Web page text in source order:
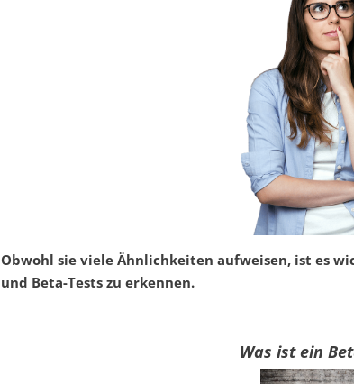
Obwohl sie viele Ähnlichkeiten aufweisen, ist es
und Beta-Tests zu erkennen.
Was ist ein